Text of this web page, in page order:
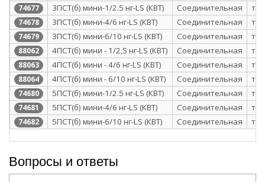
74677 3ПСТ(б) мини-1/2.5 нг-LS (КВТ) Соединительная
74678 3ПСТ(б) мини-4/6 нг-LS (КВТ) Соединительная
74679 3ПСТ(б) мини-6/10 нг-LS (КВТ) Соединительная
88062 4ПСТ(б) мини - 1/2,5 нг-LS (КВТ) Соединительная
88063 4ПСТ(б) мини - 4/6 нг-LS (КВТ) Соединительная
88064 4ПСТ(б) мини - 6/10 нг-LS (КВТ) Соединительная
74680 5ПСТ(б) мини-1/2.5 нг-LS (КВТ) Соединительная
74681 5ПСТ(б) мини-4/6 нг-LS (КВТ) Соединительная
74682 5ПСТ(б) мини-6/10 нг-LS (КВТ) Соединительная
Вопросы и ответы